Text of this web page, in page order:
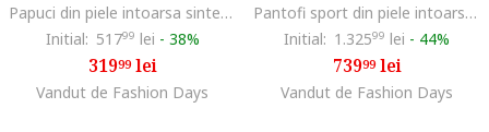
Papuci din piele intoarsa sintetica cu catarama Surfley, Bleumarin
Initial: 51799 lei - 38%
31999lei
Vandut de Fashion Days
Pantofi sport din piele intoarsa cu detaliu logo Ttnm Evo Runn, Albastru ultramarin
Initial: 1.32599 lei - 44%
73999lei
Vandut de Fashion Days